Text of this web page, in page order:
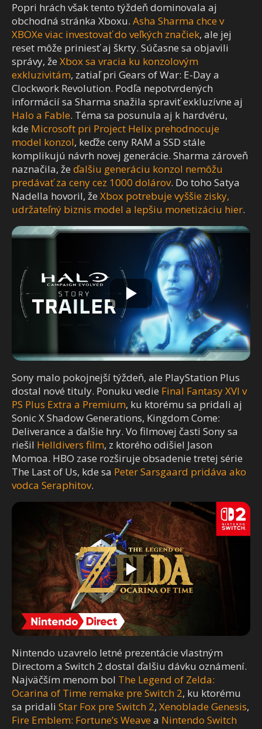
Popri hrách však tento týždeň dominovala aj
obchodná stránka Xboxu. Asha Sharma chce v
XBOXe viac investovať do veľkých značiek, ale jej
reset môže priniesť aj škrty. Súčasne sa objavili
správy, že Xbox sa vracia ku konzolovým
exkluzivitám, zatiaľ pri Gears of War: E-Day a
Clockwork Revolution. Podľa nepotvrdených
informácií sa Sharma snažila spraviť exkluzívne aj
Halo a Fable. Téma sa posunula aj k hardvéru,
kde Microsoft pri Project Helix prehodnocuje
model konzol, keďže ceny RAM a SSD stále
komplikujú návrh novej generácie. Sharma zároveň
naznačila, že ďalšiu generáciu konzol nemôžu
predávať za ceny cez 1000 dolárov. Do toho Satya
Nadella hovoril, že Xbox potrebuje vyššie zisky,
udržateľný biznis model a lepšiu monetizáciu hier.
Sony malo pokojnejší týždeň, ale PlayStation Plus
dostal nové tituly. Ponuku vedie Final Fantasy XVI v
PS Plus Extra a Premium, ku ktorému sa pridali aj
Sonic X Shadow Generations, Kingdom Come:
Deliverance a ďalšie hry. Vo filmovej časti Sony sa
riešil Helldivers film, z ktorého odišiel Jason
Momoa. HBO zase rozširuje obsadenie tretej série
The Last of Us, kde sa Peter Sarsgaard pridáva ako
vodca Seraphitov.
Nintendo uzavrelo letné prezentácie vlastným
Directom a Switch 2 dostal ďalšiu dávku oznámení.
Najväčším menom bol The Legend of Zelda:
Ocarina of Time remake pre Switch 2, ku ktorému
sa pridali Star Fox pre Switch 2, Xenoblade Genesis,
Fire Emblem: Fortune’s Weave a Nintendo Switch